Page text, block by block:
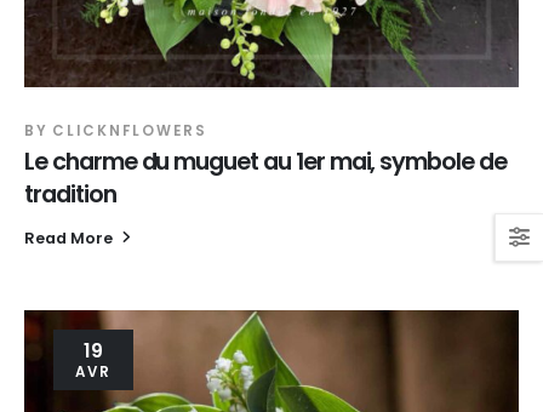
BY CLICKNFLOWERS
Le charme du muguet au 1er mai, symbole de
tradition
Read More
19
AVR